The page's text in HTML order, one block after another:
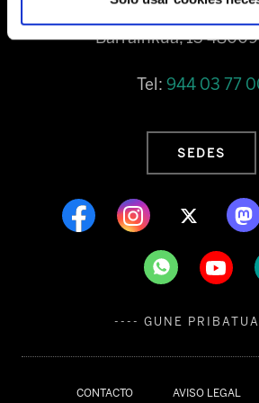
CONTACTO AVISO LEGAL
Barrainkua, 13 48009
Tel: 944 03 77
SEDES
---- GUNE